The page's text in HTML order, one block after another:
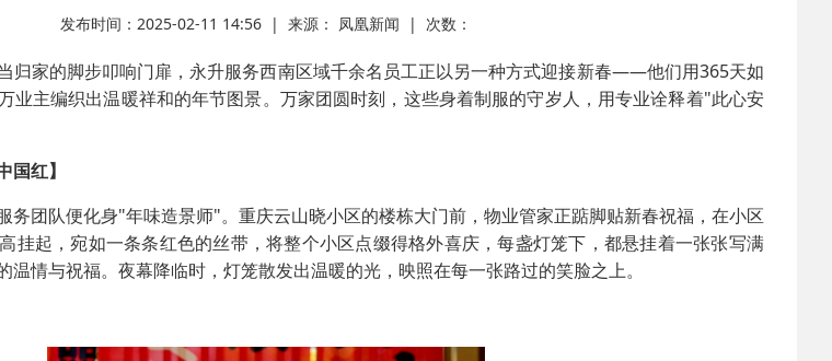
发布时间：2025-02-11 14:56 | 来源： 凤凰新闻 | 次数：
归家的脚步叩响门扉，永升服务西南区域千余名员工正以另一种方式迎接新春——他们用365天如
业主编织出温暖祥和的年节图景。万家团圆时刻，这些身着制服的守岁人，用专业诠释着"此心安
国红】
务团队便化身"年味造景师"。重庆云山晓小区的楼栋大门前，物业管家正踮脚贴新春祝福，在小区
挂起，宛如一条条红色的丝带，将整个小区点缀得格外喜庆，每盏灯笼下，都悬挂着一张张写满
情与祝福。夜幕降临时，灯笼散发出温暖的光，映照在每一张路过的笑脸之上。